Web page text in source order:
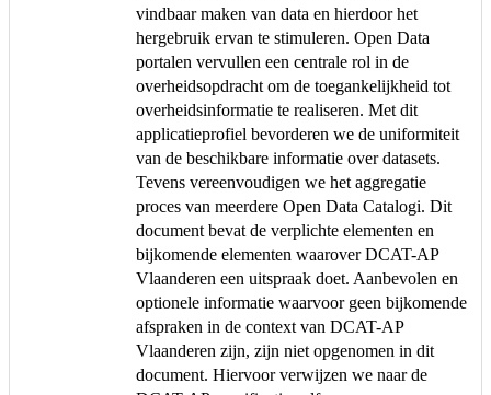
vindbaar maken van data en hierdoor het
hergebruik ervan te stimuleren. Open Data
portalen vervullen een centrale rol in de
overheidsopdracht om de toegankelijkheid tot
overheidsinformatie te realiseren. Met dit
applicatieprofiel bevorderen we de uniformiteit
van de beschikbare informatie over datasets.
Tevens vereenvoudigen we het aggregatie
proces van meerdere Open Data Catalogi. Dit
document bevat de verplichte elementen en
bijkomende elementen waarover DCAT-AP
Vlaanderen een uitspraak doet. Aanbevolen en
optionele informatie waarvoor geen bijkomende
afspraken in de context van DCAT-AP
Vlaanderen zijn, zijn niet opgenomen in dit
document. Hiervoor verwijzen we naar de